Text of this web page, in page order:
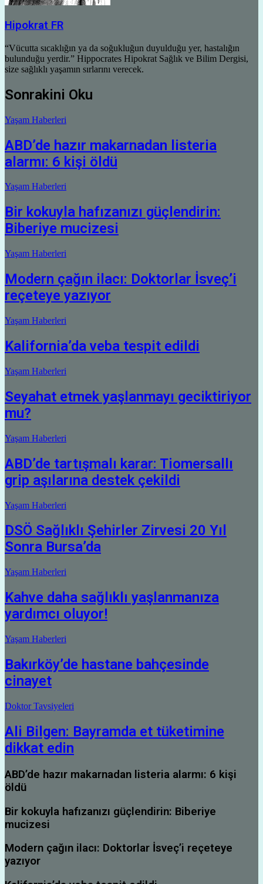
Hipokrat FR
“Vücutta sıcaklığın ya da soğukluğun duyulduğu yer, hastalığın
bulunduğu yerdir.” Hippocrates Hipokrat Sağlık ve Bilim Dergisi,
size sağlıklı yaşamın sırlarını verecek.
Sonrakini Oku
Yaşam Haberleri
ABD’de hazır makarnadan listeria
alarmı: 6 kişi öldü
Yaşam Haberleri
Bir kokuyla hafızanızı güçlendirin:
Biberiye mucizesi
Yaşam Haberleri
Modern çağın ilacı: Doktorlar İsveç’i
reçeteye yazıyor
Yaşam Haberleri
Kalifornia’da veba tespit edildi
Yaşam Haberleri
Seyahat etmek yaşlanmayı geciktiriyor
mu?
Yaşam Haberleri
ABD’de tartışmalı karar: Tiomersallı
grip aşılarına destek çekildi
Yaşam Haberleri
DSÖ Sağlıklı Şehirler Zirvesi 20 Yıl
Sonra Bursa’da
Yaşam Haberleri
Kahve daha sağlıklı yaşlanmanıza
yardımcı oluyor!
Yaşam Haberleri
Bakırköy’de hastane bahçesinde
cinayet
Doktor Tavsiyeleri
Ali Bilgen: Bayramda et tüketimine
dikkat edin
ABD’de hazır makarnadan listeria alarmı: 6 kişi
öldü
Bir kokuyla hafızanızı güçlendirin: Biberiye
mucizesi
Modern çağın ilacı: Doktorlar İsveç’i reçeteye
yazıyor